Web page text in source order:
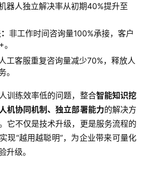
器人独立解决率从初期40%提升至
非工作时间咨询量100%承接，客户
人工客服重复咨询量减少70%，释放人
。
训练效率低的问题，整合智能知识挖
机协同机制、独立部署能力的解决方
它不仅是技术升级，更是服务流程的
现“越用越聪明”，为企业带来可量化
升级。